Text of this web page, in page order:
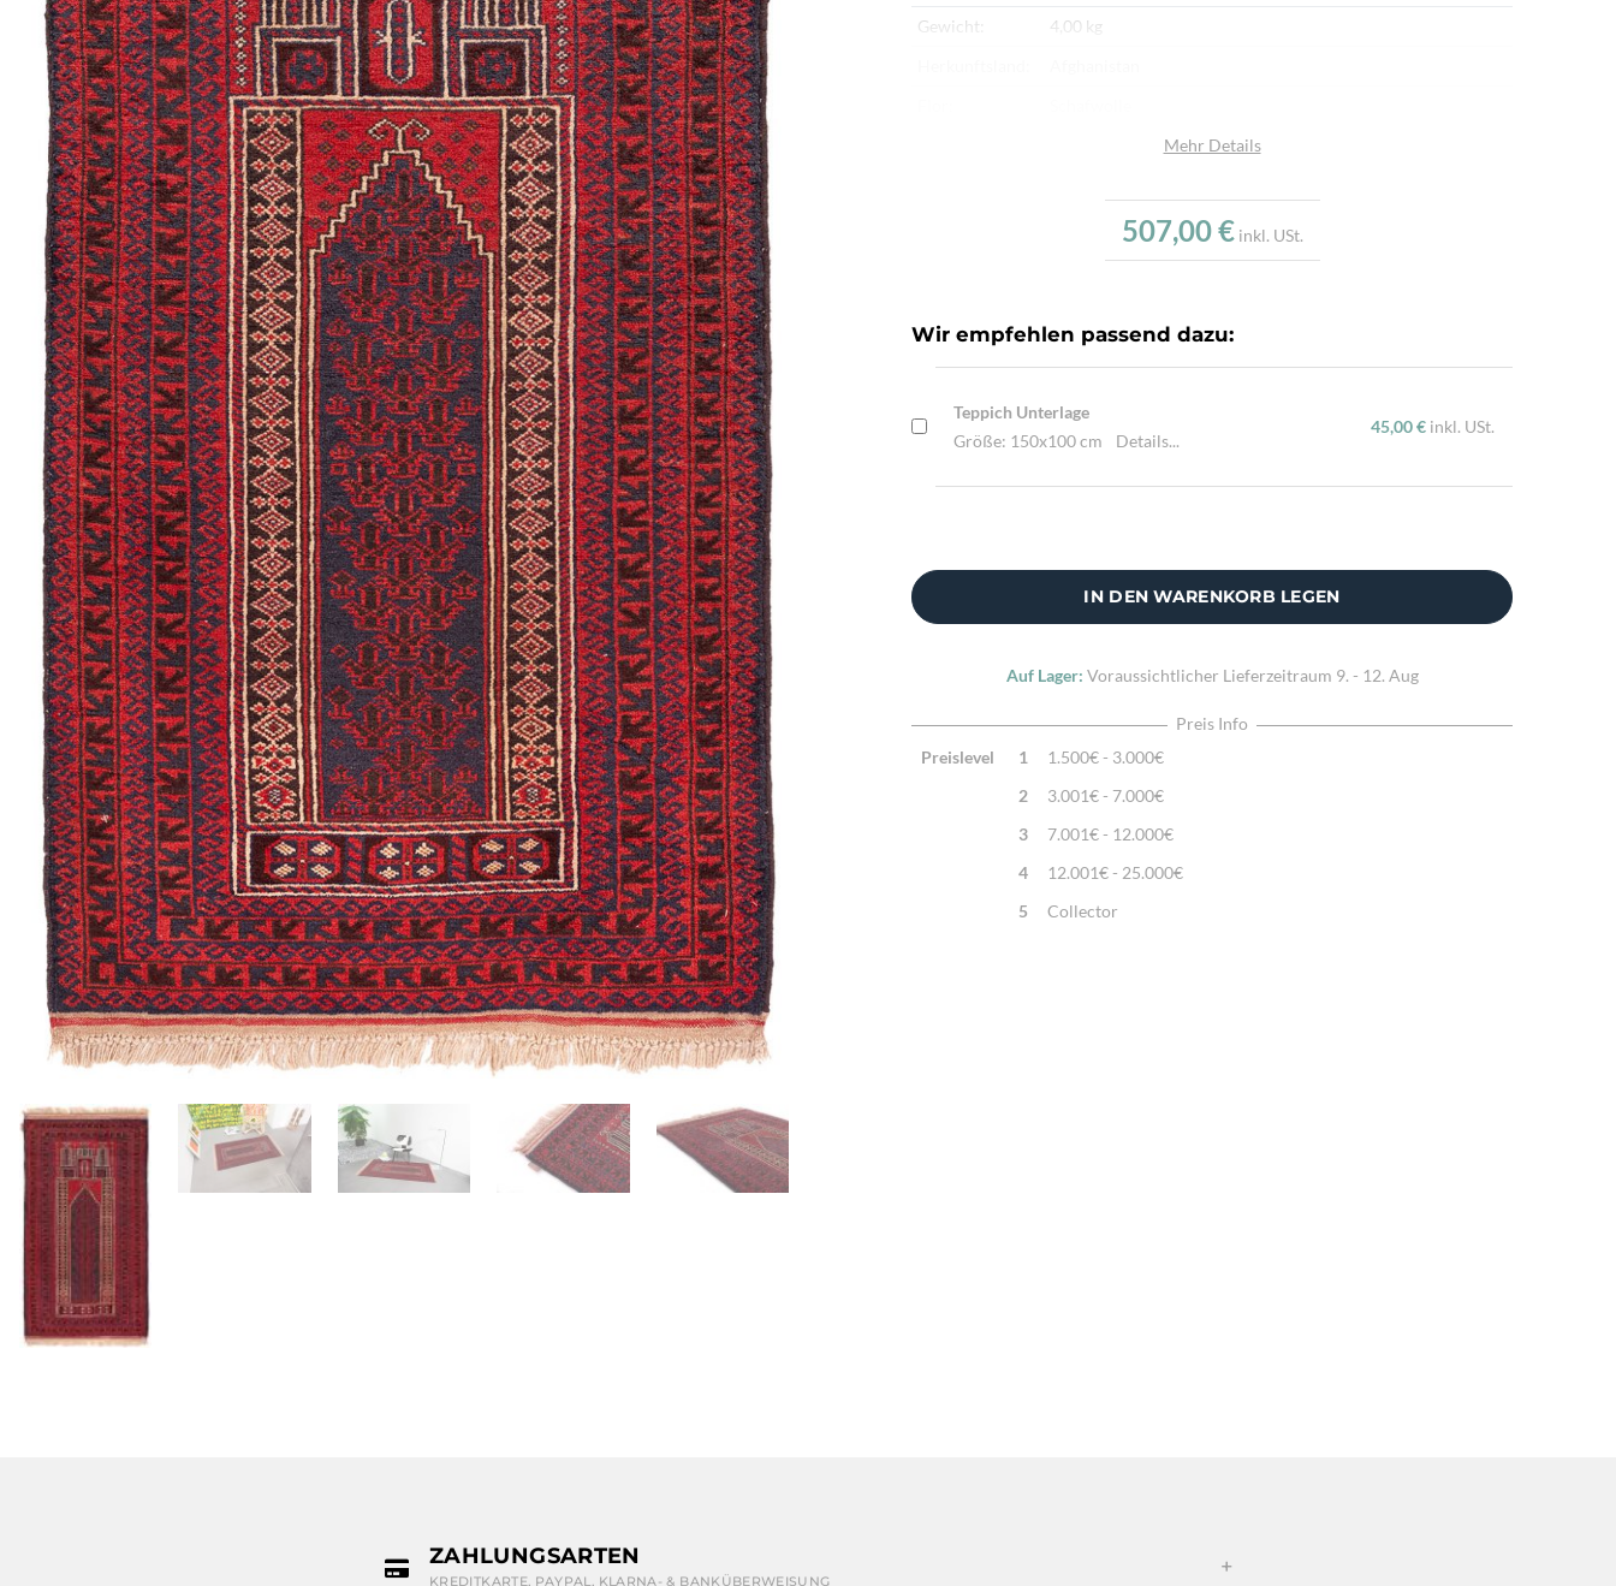
Gewicht:
4,00 kg
190.000/m²
Handgeknüpft
Machart
Mehr Details
507,00 € inkl. USt.
Wir empfehlen passend dazu:
Teppich Unterlage
Größe: 150x100 cm
Details...
45,00 € inkl. USt.
IN DEN WARENKORB LEGEN
Auf Lager: Voraussichtlicher Lieferzeitraum 9. - 12. Aug
Preis Info
Preislevel
1
1.500€ - 3.000€
2
3.001€ - 7.000€
3
7.001€ - 12.000€
4
12.001€ - 25.000€
5
Collector
ZAHLUNGSARTEN
KREDITKARTE, PAYPAL, KLARNA- & BANKÜBERWEISUNG